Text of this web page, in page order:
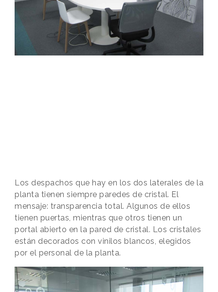
Los despachos que hay en los dos laterales de la
planta tienen siempre paredes de cristal. El
mensaje: transparencia total. Algunos de ellos
tienen puertas, mientras que otros tienen un
portal abierto en la pared de cristal. Los cristales
están decorados con vinilos blancos, elegidos
por el personal de la planta.